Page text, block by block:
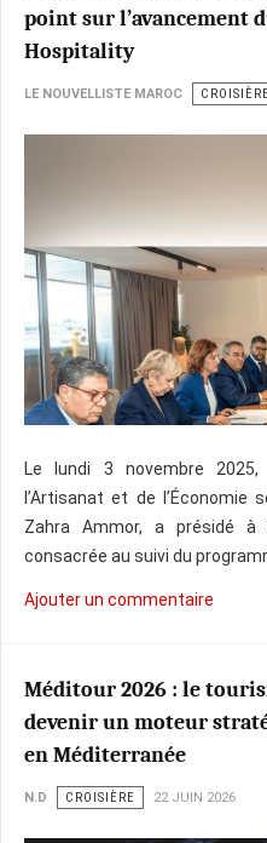
point sur l’avancement
Hospitality
LE NOUVELLISTE MAROC
Le lundi 3 novembre
l’Artisanat et de l’Économie
Zahra Ammor, a présidé à
consacrée au suivi du
Ajouter un commentaire
Méditour 2026 : le
devenir un moteur
en Méditerranée
N.D CROISIÈRE 22 JUIN 2026